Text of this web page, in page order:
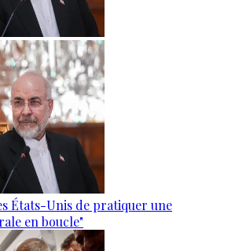
États-Unis de pratiquer une
en boucle"